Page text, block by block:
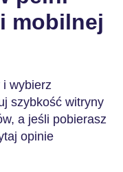
mobilnej
i wybierz
szybkość witryny
a jeśli pobierasz
opinie